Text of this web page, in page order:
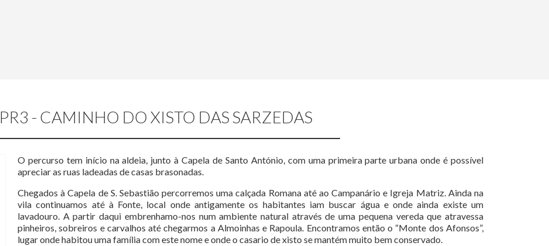
PR3 - CAMINHO DO XISTO DAS SARZEDAS
O percurso tem início na aldeia, junto à Capela de Santo António, com uma primeira parte urbana onde é possível
apreciar as ruas ladeadas de casas brasonadas.
Chegados à Capela de S. Sebastião percorremos uma calçada Romana até ao Campanário e Igreja Matriz. Ainda na
vila continuamos até à Fonte, local onde antigamente os habitantes iam buscar água e onde ainda existe um
lavadouro. A partir daqui embrenhamo-nos num ambiente natural através de uma pequena vereda que atravessa
pinheiros, sobreiros e carvalhos até chegarmos a Almoinhas e Rapoula. Encontramos então o “Monte dos Afonsos”,
lugar onde habitou uma família com este nome e onde o casario de xisto se mantém muito bem conservado.